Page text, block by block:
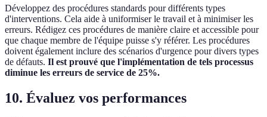
Développez des procédures standards pour différents types
d'interventions. Cela aide à uniformiser le travail et à minimiser les
erreurs. Rédigez ces procédures de manière claire et accessible pour
que chaque membre de l'équipe puisse s'y référer. Les procédures
doivent également inclure des scénarios d'urgence pour divers types
de défauts. Il est prouvé que l'implémentation de tels processus
diminue les erreurs de service de 25%.
10. Évaluez vos performances